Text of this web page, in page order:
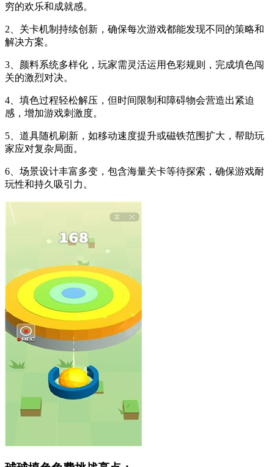
穷的欢乐和成就感。
2、关卡机制持续创新，确保每次游戏都能发现不同的策略和
解决方案。
3、颜料系统多样化，玩家需灵活运用色彩规则，完成填色闯
关的激烈对决。
4、填色过程轻松解压，但时间限制和障碍物会营造出紧迫
感，增加游戏刺激度。
5、道具随机刷新，如移动速度提升或磁铁范围扩大，帮助玩
家应对复杂局面。
6、场景设计丰富多变，包含海量关卡等待探索，确保游戏耐
玩性和持久吸引力。